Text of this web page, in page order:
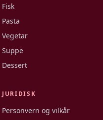
Fisk
Pasta
Vegetar
Suppe
Dessert
JURIDISK
Personvern og vilkår